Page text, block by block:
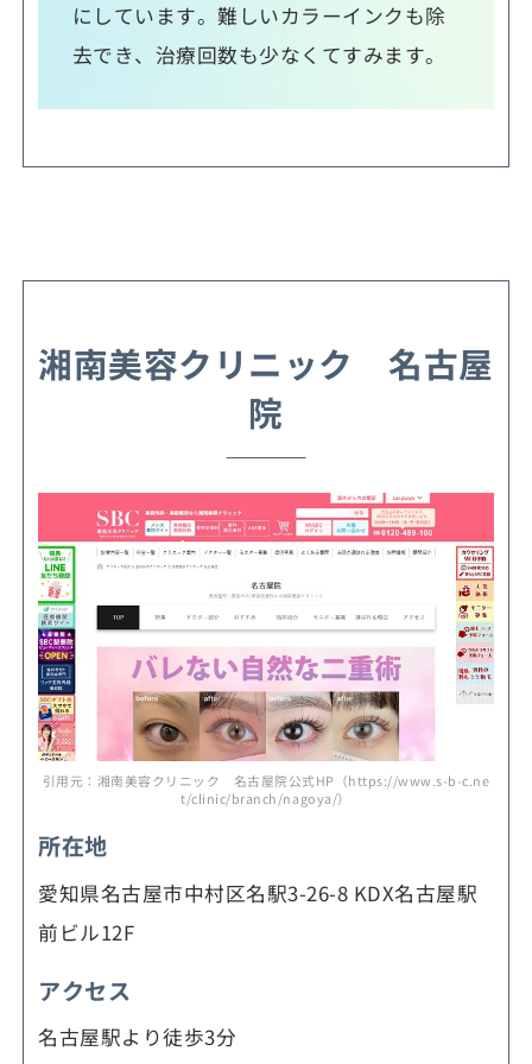
にしています。難しいカラーインクも除
去でき、治療回数も少なくてすみます。
湘南美容クリニック 名古屋
院
引用元：湘南美容クリニック 名古屋院公式HP（https://www.s-b-c.ne
t/clinic/branch/nagoya/）
所在地
愛知県名古屋市中村区名駅3-26-8 KDX名古屋駅
前ビル12F
アクセス
名古屋駅より徒歩3分